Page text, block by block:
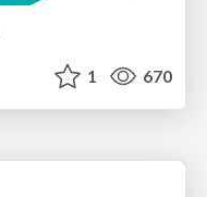
1 670